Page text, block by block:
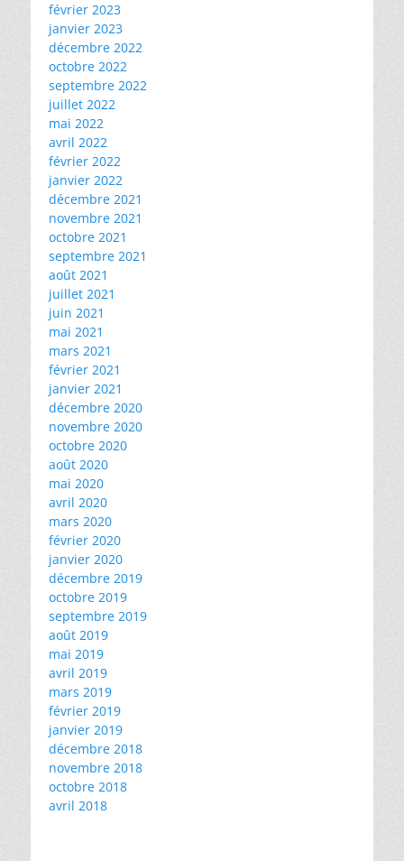
février 2023
janvier 2023
décembre 2022
octobre 2022
septembre 2022
juillet 2022
mai 2022
avril 2022
février 2022
janvier 2022
décembre 2021
novembre 2021
octobre 2021
septembre 2021
août 2021
juillet 2021
juin 2021
mai 2021
mars 2021
février 2021
janvier 2021
décembre 2020
novembre 2020
octobre 2020
août 2020
mai 2020
avril 2020
mars 2020
février 2020
janvier 2020
décembre 2019
octobre 2019
septembre 2019
août 2019
mai 2019
avril 2019
mars 2019
février 2019
janvier 2019
décembre 2018
novembre 2018
octobre 2018
avril 2018